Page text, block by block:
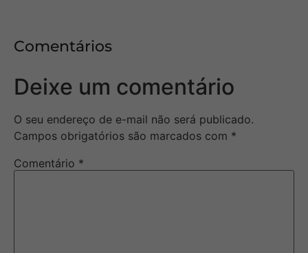
Comentários
Deixe um comentário
O seu endereço de e-mail não será publicado.
Campos obrigatórios são marcados com *
Comentário *